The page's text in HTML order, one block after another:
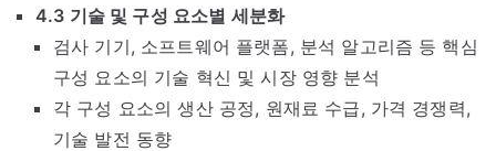
4.3 기술 및 구성 요소별 세분화
검사 기기, 소프트웨어 플랫폼, 분석 알고리즘 등 핵심
구성 요소의 기술 혁신 및 시장 영향 분석
각 구성 요소의 생산 공정, 원재료 수급, 가격 경쟁력,
기술 발전 동향